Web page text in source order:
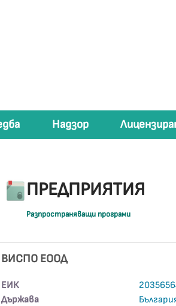
Надзор
ПРЕДПРИЯТИЯ
Разпространяващи програми
ВИСПО ЕООД
ЕИК
Държава